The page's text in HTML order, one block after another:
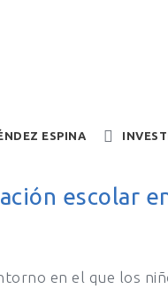
ESPINA
escolar
en el que los